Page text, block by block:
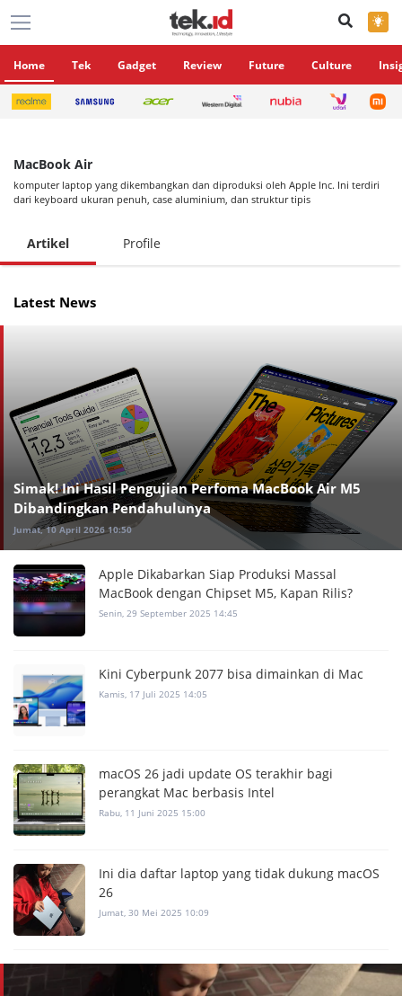
×
Home Tek Gadget Review Future Culture
MacBook Air
komputer laptop yang dikembangkan dan diproduksi oleh Apple Inc. Ini terdiri
dari keyboard ukuran penuh, case aluminium, dan struktur tipis
Artikel Profile
Latest News
Simak! Ini Hasil Pengujian Perfoma MacBook Air M5
Dibandingkan Pendahulunya
Jumat, 10 April 2026 10:50
Apple Dikabarkan Siap Produksi Massal
MacBook dengan Chipset M5, Kapan Rilis?
Senin, 29 September 2025 14:45
Kini Cyberpunk 2077 bisa dimainkan di Mac
Kamis, 17 Juli 2025 14:05
macOS 26 jadi update OS terakhir bagi
perangkat Mac berbasis Intel
Rabu, 11 Juni 2025 15:00
Ini dia daftar laptop yang tidak dukung macOS
26
Jumat, 30 Mei 2025 10:09